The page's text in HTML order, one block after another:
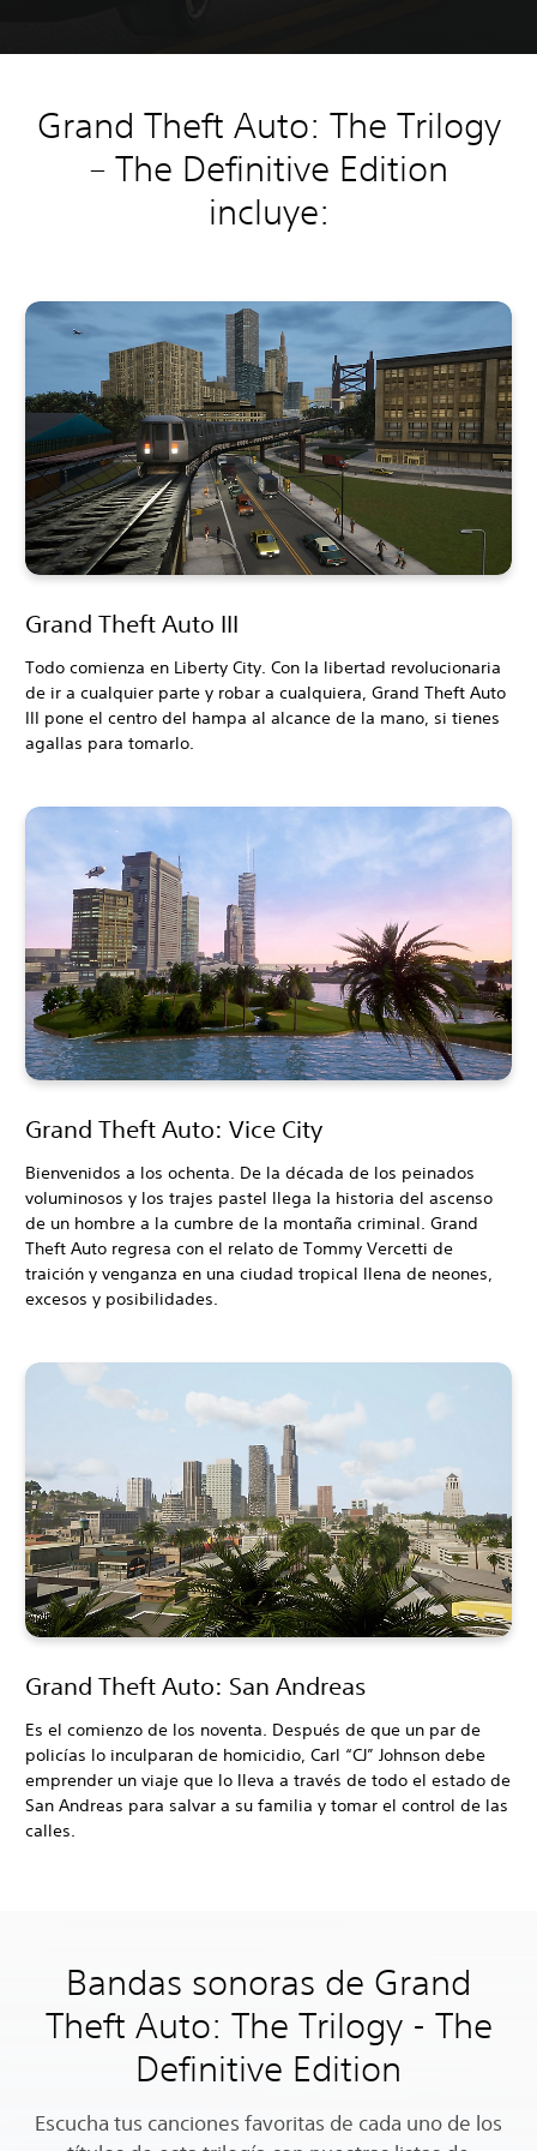
Grand Theft Auto: The Trilogy
– The Definitive Edition
incluye:
Grand Theft Auto III
Todo comienza en Liberty City. Con la libertad revolucionaria
de ir a cualquier parte y robar a cualquiera, Grand Theft Auto
III pone el centro del hampa al alcance de la mano, si tienes
agallas para tomarlo.
Grand Theft Auto: Vice City
Bienvenidos a los ochenta. De la década de los peinados
voluminosos y los trajes pastel llega la historia del ascenso
de un hombre a la cumbre de la montaña criminal. Grand
Theft Auto regresa con el relato de Tommy Vercetti de
traición y venganza en una ciudad tropical llena de neones,
excesos y posibilidades.
Grand Theft Auto: San Andreas
Es el comienzo de los noventa. Después de que un par de
policías lo inculparan de homicidio, Carl “CJ” Johnson debe
emprender un viaje que lo lleva a través de todo el estado de
San Andreas para salvar a su familia y tomar el control de las
calles.
Bandas sonoras de Grand
Theft Auto: The Trilogy - The
Definitive Edition
Escucha tus canciones favoritas de cada uno de los